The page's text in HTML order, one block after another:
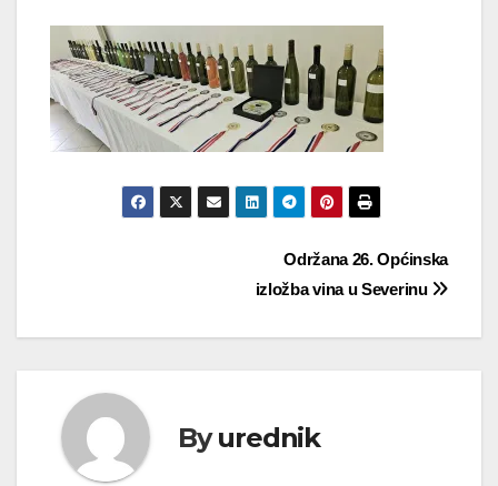
Održana 26. Općinska
izložba vina u Severinu
Byurednik